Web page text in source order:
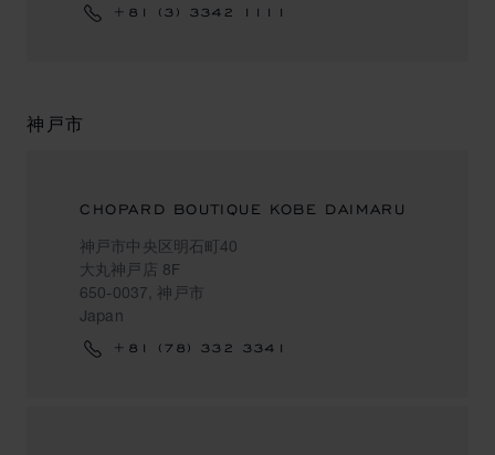
+81 (3) 3342 1111
神戸市
CHOPARD BOUTIQUE KOBE DAIMARU
神戸市中央区明石町40
大丸神戸店 8F
650-0037, 神戸市
Japan
+81 (78) 332 3341